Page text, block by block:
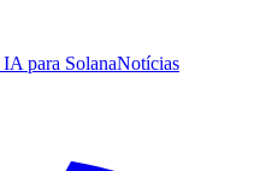
para SolanaNotícias